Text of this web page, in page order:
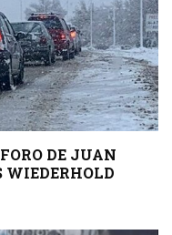
DE JUAN
WIEDERHOLD